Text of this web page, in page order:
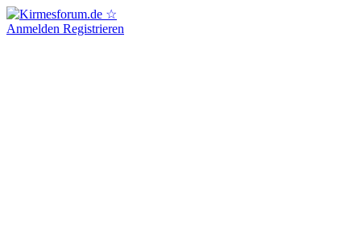
Anmelden Registrieren